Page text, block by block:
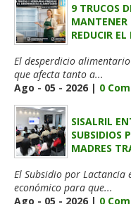
9 TRUCOS
MANTENER
REDUCIR
El desperdicio
que afecta tanto a...
Ago - 05 - 2026 | 0
SISALRIL
SUBSIDIOS
MADRES
El Subsidio por Lactancia
económico para que...
Ago - 05 - 2026 | 0